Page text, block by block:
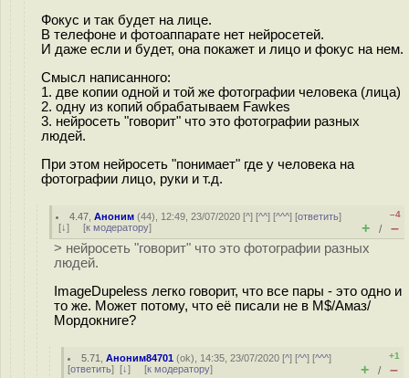
Фокус и так будет на лице.
В телефоне и фотоаппарате нет нейросетей.
И даже если и будет, она покажет и лицо и фокус на нем.
Смысл написанного:
1. две копии одной и той же фотографии человека (лица)
2. одну из копий обрабатываем Fawkes
3. нейросеть "говорит" что это фотографии разных
людей.
При этом нейросеть "понимает" где у человека на
фотографии лицо, руки и т.д.
4.47 ,Аноним (44), 12:49, 23/07/2020 [^] [^^] [^^^] [ответить]
[↓] [к модератору]
–4
+ / –
> нейросеть "говорит" что это фотографии разных
людей.
ImageDupeless легко говорит, что все пары - это одно и
то же. Может потому, что её писали не в M$/Амаз/
Мордокниге?
5.71 ,Аноним84701 (ok), 14:35, 23/07/2020 [^] [^^] [^^^]
[ответить] [↓] [к модератору]
+1
+ / –